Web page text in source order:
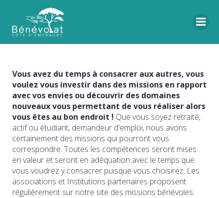
Vous avez du temps à consacrer aux autres, vous
voulez vous investir dans des missions en rapport
avec vos envies ou découvrir des domaines
nouveaux vous permettant de vous réaliser alors
vous êtes au bon endroit ! Que vous soyez retraité,
actif ou étudiant, demandeur d'emploi, nous avons
certainement des missions qui pourront vous
correspondre. Toutes les compétences seront mises
en valeur et seront en adéquation avec le temps que
vous voudrez y consacrer puisque vous choisirez. Les
associations et Institutions partenaires proposent
régulièrement sur notre site des missions bénévoles.